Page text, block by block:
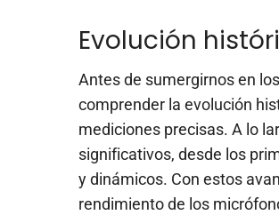
Evolución
Antes de sumergirnos en
comprender la evolución
mediciones precisas. A lo
significativos, desde los
y dinámicos. Con estos
rendimiento de los